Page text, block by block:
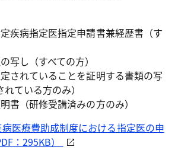
疾病指定医指定申請書兼経歴書（す
写し（すべての方）
されていることを証明する書類の写
ている方のみ）
書（研修受講済みの方のみ）
医療費助成制度における指定医の申
：295KB）